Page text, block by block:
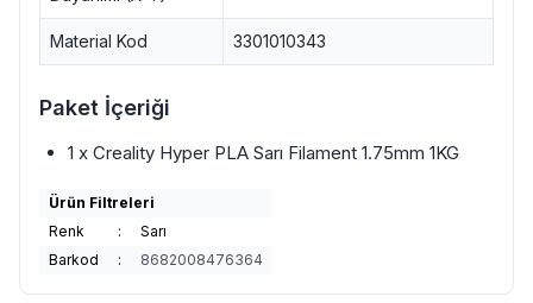
Material Kod 3301010343
Paket İçeriği
1 x Creality Hyper PLA Sarı Filament 1.75mm 1KG
Ürün Filtreleri
Renk
:
Sarı
Barkod
: 8682008476364